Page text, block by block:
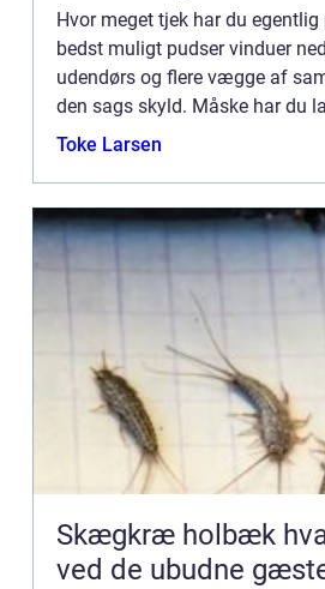
Hvor meget tjek har du
bedst muligt pudser vinduer
udendørs og flere vægge af
den sags skyld. Måske har du
hvis du selv står for a...
Toke Larsen
Skægkræ holbæk hvad gør du
ved de ubudne